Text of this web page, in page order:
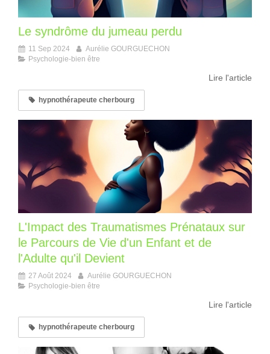
Le syndrôme du jumeau perdu
11 Sep 2024
Aurélie GOURGUECHON
Psychologie-bien être
Lire l'article
hypnothérapeute cherbourg
L'Impact des Traumatismes Prénataux sur
le Parcours de Vie d'un Enfant et de
l'Adulte qu'il Devient
27 Août 2024
Aurélie GOURGUECHON
Psychologie-bien être
Lire l'article
hypnothérapeute cherbourg